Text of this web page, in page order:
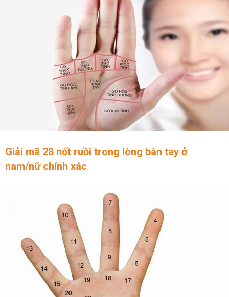
Giải mã 28 nốt ruồi trong lòng bàn tay ở
nam/nữ chính xác